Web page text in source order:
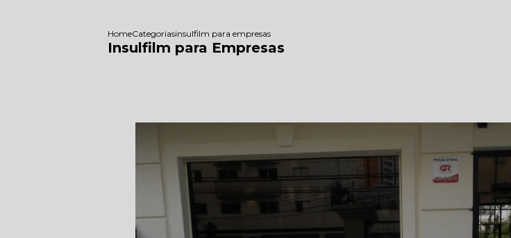
HomeCategoriasinsulfilm para empresas
Insulfilm para Empresas